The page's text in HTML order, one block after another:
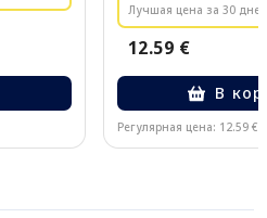
Лучшая цена за 30
12.59 €
В
Регулярная цена: 12.59 €